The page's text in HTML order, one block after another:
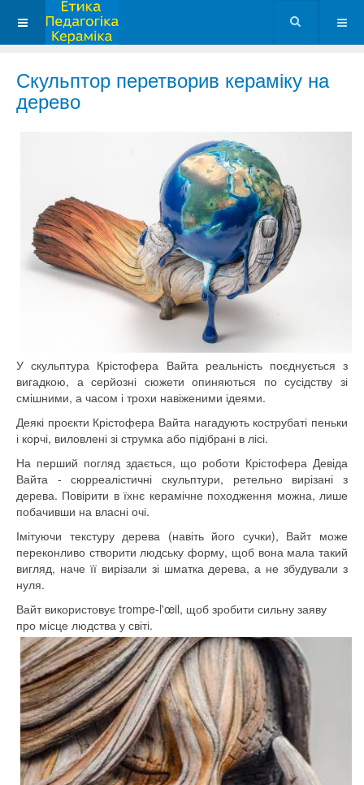
Скульптор перетворив кераміку на
дерево
У скульптура Крістофера Вайта реальність поєднується з
вигадкою, а серйозні сюжети опиняються по сусідству зі
смішними, а часом і трохи навіженими ідеями.
Деякі проєкти Крістофера Вайта нагадують кострубаті пеньки
і корчі, виловлені зі струмка або підібрані в лісі.
На перший погляд здається, що роботи Крістофера Девіда
Вайта - сюрреалістичні скульптури, ретельно вирізані з
дерева. Повірити в їхнє керамічне походження можна, лише
побачивши на власні очі.
Імітуючи текстуру дерева (навіть його сучки), Вайт може
переконливо створити людську форму, щоб вона мала такий
вигляд, наче її вирізали зі шматка дерева, а не збудували з
нуля.
Вайт використовує trompe-l'œil, щоб зробити сильну заяву
про місце людства у світі.